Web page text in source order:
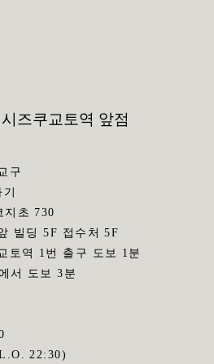
즈쿠교토역 앞점
구
지초 730
빌딩 5F 접수처 5F
토역 1번 출구 도보 1분
서 도보 3분
22:30)